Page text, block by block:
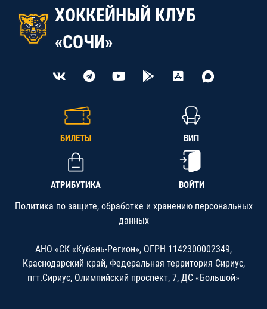
ХОККЕЙНЫЙ КЛУБ
«СОЧИ»
БИЛЕТЫ ВИП
АТРИБУТИКА ВОЙТИ
Политика по защите, обработке и хранению персональных
данных
АНО «СК «Кубань-Регион», ОГРН 1142300002349,
Краснодарский край, Федеральная территория Сириус,
пгт.Сириус, Олимпийский проспект, 7, ДС «Большой»